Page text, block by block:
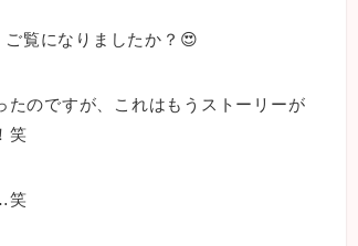
覧になりましたか？😍
のですが、これはもうストーリーが
笑
笑